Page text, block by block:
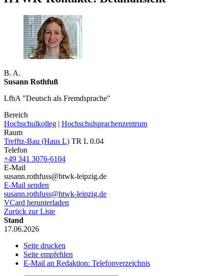
B. A.
Susann Rothfuß
LfbA "Deutsch als Fremdsprache"
Bereich
Hochschulkolleg | Hochschulsprachenzentrum
Raum
Trefftz-Bau (Haus L) TR L 0.04
Telefon
+49 341 3076-6104
E-Mail
susann.rothfuss@htwk-leipzig.de
E-Mail senden
susann.rothfuss@htwk-leipzig.de
VCard herunterladen
Zurück zur Liste
Stand
17.06.2026
Seite drucken
Seite empfehlen
E-Mail an Redaktion: Telefonverzeichnis